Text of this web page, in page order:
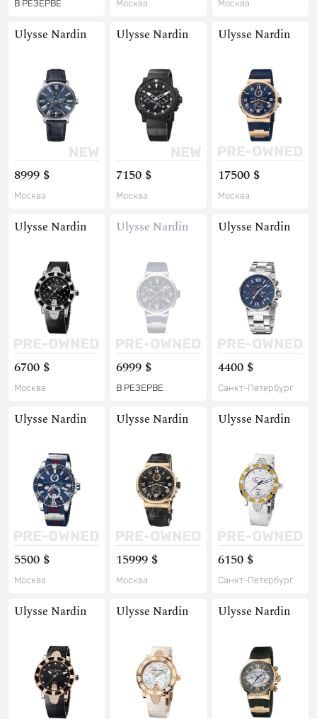
В РЕЗЕРВЕ Москва Москва
Ulysse Nardin
8999 $
Москва
Ulysse Nardin
7150 $
Москва
Ulysse Nardin
17500 $
Москва
Ulysse Nardin
6700 $
Москва
Ulysse Nardin
6999 $
В РЕЗЕРВЕ
Ulysse Nardin
4400 $
Санкт-Петербург
Ulysse Nardin
5500 $
Москва
Ulysse Nardin
15999 $
Москва
Ulysse Nardin
6150 $
Санкт-Петербург
Ulysse Nardin Ulysse Nardin Ulysse Nardin